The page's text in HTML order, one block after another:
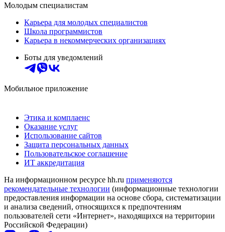
Молодым специалистам
Карьера для молодых специалистов
Школа программистов
Карьера в некоммерческих организациях
Боты для уведомлений
Мобильное приложение
Этика и комплаенс
Оказание услуг
Использование сайтов
Защита персональных данных
Пользовательское соглашение
ИТ аккредитация
На информационном ресурсе hh.ru применяются
рекомендательные технологии (информационные технологии
предоставления информации на основе сбора, систематизации
и анализа сведений, относящихся к предпочтениям
пользователей сети «Интернет», находящихся на территории
Российской Федерации)